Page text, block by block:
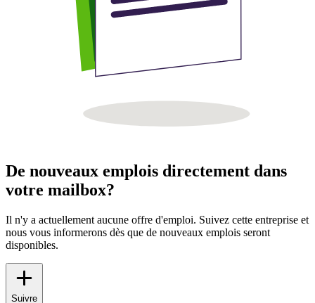
De nouveaux emplois directement dans
votre mailbox?
Il n'y a actuellement aucune offre d'emploi. Suivez cette entreprise et
nous vous informerons dès que de nouveaux emplois seront
disponibles.
Suivre